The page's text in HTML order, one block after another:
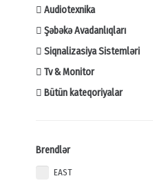
Audiotexnika
Şəbəkə Avadanlıqları
Siqnalizasiya Sistemləri
Tv & Monitor
Bütün kateqoriyalar
Brendlər
EAST